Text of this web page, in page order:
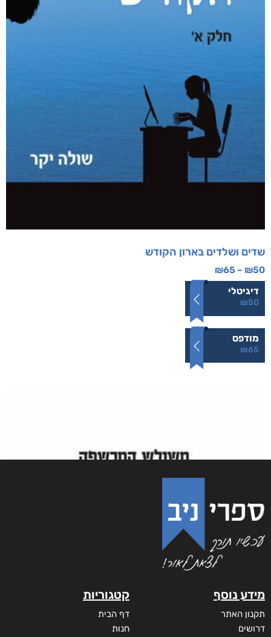
שדים ושלדים בארון הקודש
₪50
–
₪65
דיגיטלי
₪50
מודפס
₪65
מידע נוסף
תקנון האתר
דרושים
קטגוריות
דף הבית
חנות